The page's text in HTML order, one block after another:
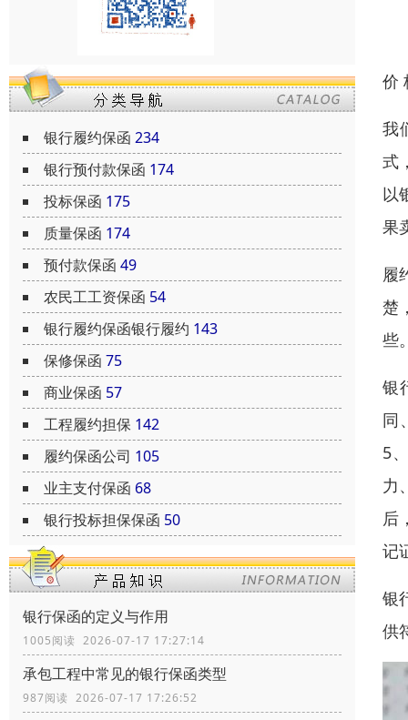
银行履约保函 234
银行预付款保函 174
投标保函 175
质量保函 174
预付款保函 49
农民工工资保函 54
银行履约保函银行履约 143
保修保函 75
商业保函 57
工程履约担保 142
履约保函公司 105
业主支付保函 68
银行投标担保保函 50
银行保函的定义与作用
1005阅读 2026-07-17 17:27:14
承包工程中常见的银行保函类型
987阅读 2026-07-17 17:26:52
价
我
式
以
果
履
楚
些
银
同
5
力
后
记
银
供